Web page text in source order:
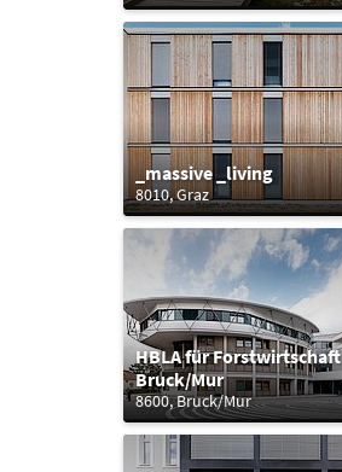
_massive _living
8010, Graz
HBLA für Forstwirtschaft
Bruck/Mur
8600, Bruck/Mur